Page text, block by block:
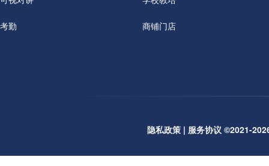
考勤 商铺门店
隐私政策 | 服务协议 ©2021-